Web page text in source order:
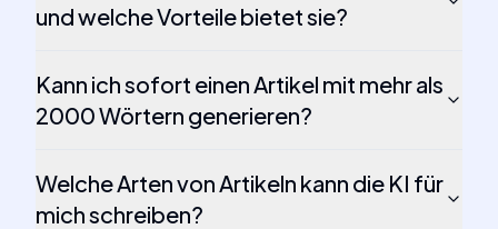
und welche Vorteile bietet sie?
Kann ich sofort einen Artikel mit mehr als
2000 Wörtern generieren?
Welche Arten von Artikeln kann die KI für
mich schreiben?